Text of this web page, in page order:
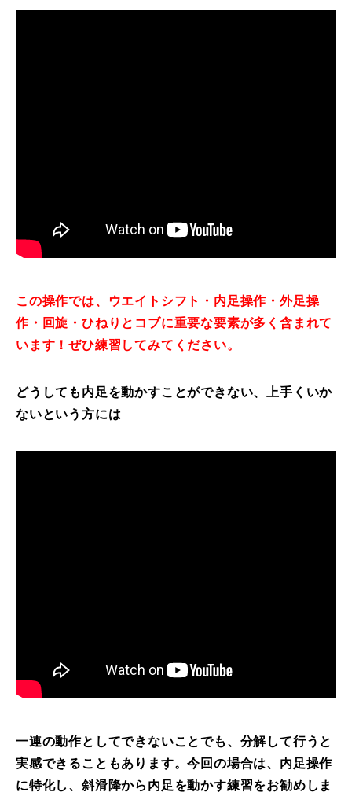
この操作では、ウエイトシフト・内足操作・外足操
作・回旋・ひねりとコブに重要な要素が多く含まれて
います！ぜひ練習してみてください。
どうしても内足を動かすことができない、上手くいか
ないという方には
一連の動作としてできないことでも、分解して行うと
実感できることもあります。今回の場合は、内足操作
に特化し、斜滑降から内足を動かす練習をお勧めしま